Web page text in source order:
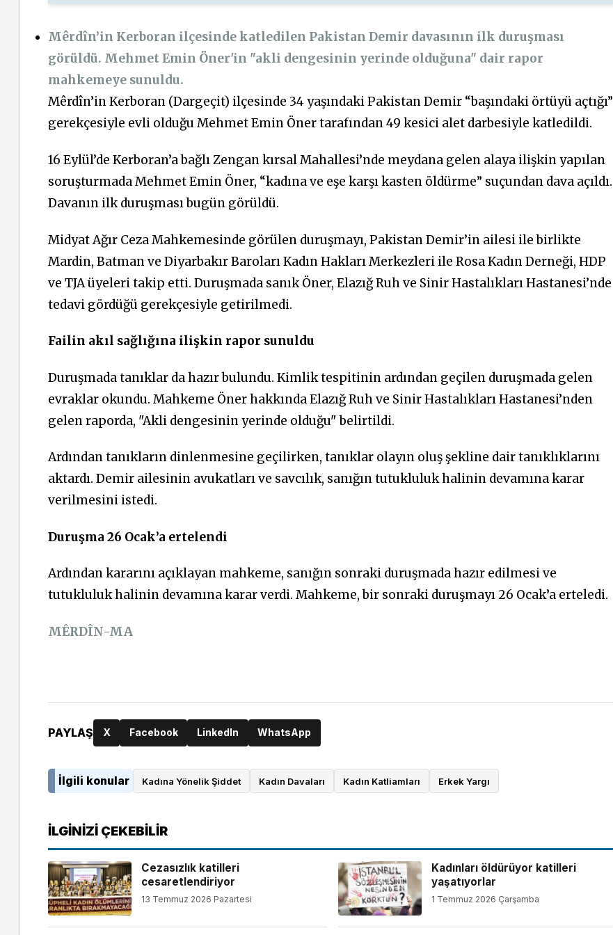
Mêrdîn’in Kerboran ilçesinde katledilen Pakistan Demir davasının ilk duruşması
görüldü. Mehmet Emin Öner'in "akli dengesinin yerinde olduğuna" dair rapor
mahkemeye sunuldu.
Mêrdîn’in Kerboran (Dargeçit) ilçesinde 34 yaşındaki Pakistan Demir “başındaki örtüyü açtığı”
gerekçesiyle evli olduğu Mehmet Emin Öner tarafından 49 kesici alet darbesiyle katledildi.
16 Eylül’de Kerboran’a bağlı Zengan kırsal Mahallesi’nde meydana gelen alaya ilişkin yapılan
soruşturmada Mehmet Emin Öner, “kadına ve eşe karşı kasten öldürme” suçundan dava açıldı.
Davanın ilk duruşması bugün görüldü.
Midyat Ağır Ceza Mahkemesinde görülen duruşmayı, Pakistan Demir’in ailesi ile birlikte
Mardin, Batman ve Diyarbakır Baroları Kadın Hakları Merkezleri ile Rosa Kadın Derneği, HDP
ve TJA üyeleri takip etti. Duruşmada sanık Öner, Elazığ Ruh ve Sinir Hastalıkları Hastanesi’nde
tedavi gördüğü gerekçesiyle getirilmedi.
Failin akıl sağlığına ilişkin rapor sunuldu
Duruşmada tanıklar da hazır bulundu. Kimlik tespitinin ardından geçilen duruşmada gelen
evraklar okundu. Mahkeme Öner hakkında Elazığ Ruh ve Sinir Hastalıkları Hastanesi’nden
gelen raporda, "Akli dengesinin yerinde olduğu" belirtildi.
Ardından tanıkların dinlenmesine geçilirken, tanıklar olayın oluş şekline dair tanıklıklarını
aktardı. Demir ailesinin avukatları ve savcılık, sanığın tutukluluk halinin devamına karar
verilmesini istedi.
Duruşma 26 Ocak’a ertelendi
Ardından kararını açıklayan mahkeme, sanığın sonraki duruşmada hazır edilmesi ve
tutukluluk halinin devamına karar verdi. Mahkeme, bir sonraki duruşmayı 26 Ocak’a erteledi.
MÊRDÎN-MA
PAYLAŞ X Facebook LinkedIn WhatsApp
İlgili konular Kadına Yönelik Şiddet Kadın Davaları Kadın Katliamları Erkek Yargı
İLGINIZI ÇEKEBILIR
Cezasızlık katilleri
cesaretlendiriyor
13 Temmuz 2026 Pazartesi
Kadınları öldürüyor katilleri
yaşatıyorlar
1 Temmuz 2026 Çarşamba